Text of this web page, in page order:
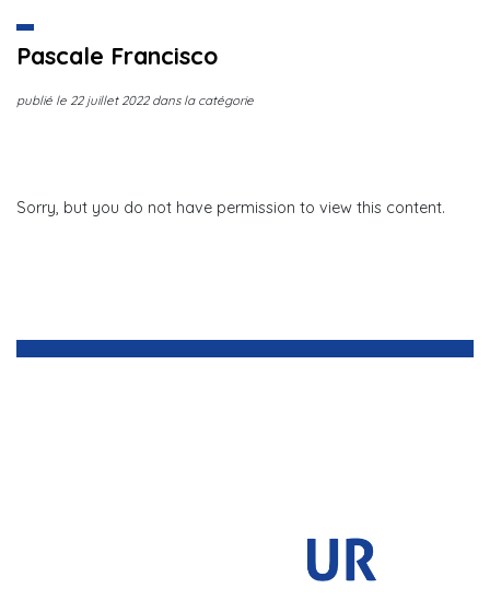
Pascale Francisco
publié le 22 juillet 2022dans la catégorie
Sorry, but you do not have permission to view this content.